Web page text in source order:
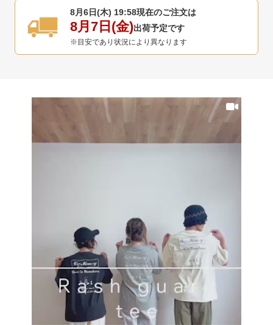
8月6日(木) 19:58現在のご注文は
8月7日(金)出荷予定です
※目安であり状況により異なります